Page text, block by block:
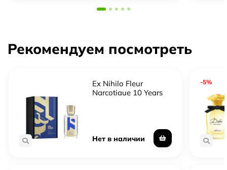
Рекомендуем посмотреть
Ex Nihilo Fleur
Narcotique 10 Years
Нет в наличии
-5%